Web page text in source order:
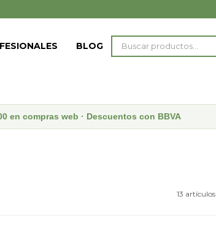
BLOG
en compras web · Descuentos con BBVA
13 artículos